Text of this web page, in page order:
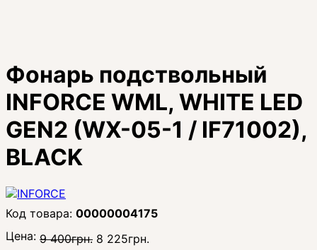
Фонарь подствольный
INFORCE WML, WHITE LED
GEN2 (WX-05-1 / IF71002),
BLACK
00000004175
Цена: 9 400грн. 8 225грн.